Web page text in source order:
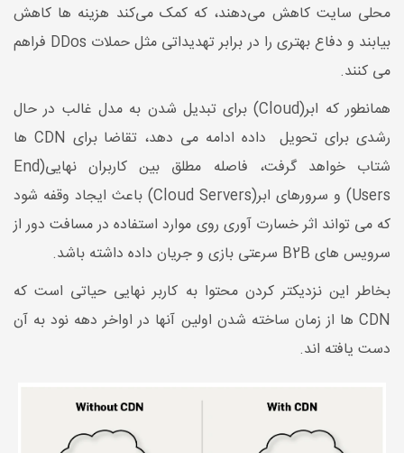
محلی سایت کاهش می‌دهند، که کمک می‌کند هزینه ها کاهش
بیابند و دفاع بهتری را در برابر تهدیداتی مثل حملات DDos فراهم
می کنند.
همانطور که ابر(Cloud) برای تبدیل شدن به مدل غالب در حال
رشدی برای تحویل داده ادامه می دهد، تقاضا برای CDN ها
شتاب خواهد گرفت، فاصله مطلق بین کاربران نهایی(End
Users) و سرورهای ابر(Cloud Servers) باعث ایجاد وقفه شود
که می تواند اثر خسارت آوری روی موارد استفاده در مسافت دور از
سرویس های B2B
سرعتی بازی و جریان داده داشته باشد.
بخاطر این نزدیکتر کردن محتوا به کاربر نهایی حیاتی است که
CDN ها از زمان ساخته شدن اولین آنها در اواخر دهه نود به آن
دست یافته اند.